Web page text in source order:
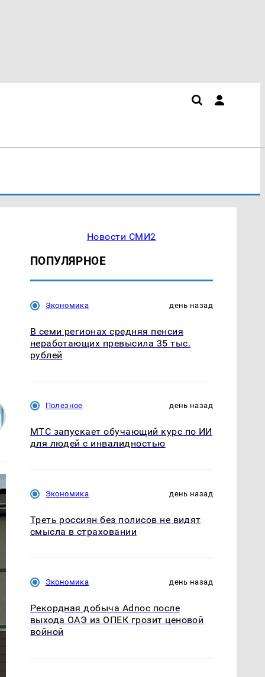
Новости СМИ2
ПОПУЛЯРНОЕ
Экономика день назад
В семи регионах средняя пенсия
неработающих превысила 35 тыс.
рублей
Полезное день назад
МТС запускает обучающий курс по ИИ
для людей с инвалидностью
Экономика день назад
Треть россиян без полисов не видят
смысла в страховании
Экономика день назад
Рекордная добыча Adnoc после
выхода ОАЭ из ОПЕК грозит ценовой
войной